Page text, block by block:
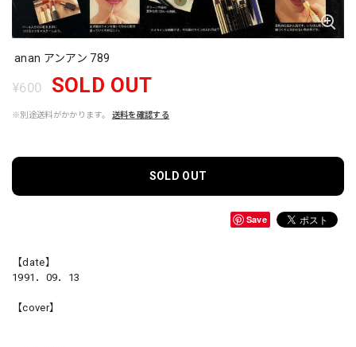
anan アンアン 789
¥600 SOLD OUT
※別途送料がかかります。 送料を確認する
SOLD OUT
Save
【date】
1991．09．13
【cover】